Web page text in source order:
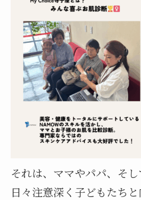
それは、ママやパパ、そ
日々注意深く子どもたち